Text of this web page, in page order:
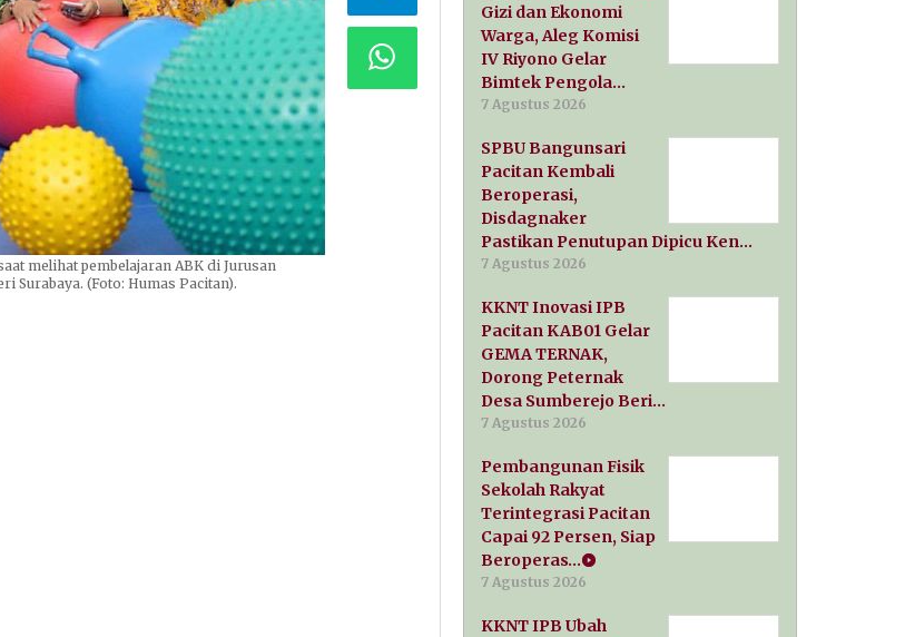
melihat pembelajaran ABK di Jurusan
Surabaya. (Foto: Humas Pacitan).
Gizi dan Ekonomi
Warga, Aleg Komisi
IV Riyono Gelar
Bimtek Pengola…
7 Agustus 2026
SPBU Bangunsari
Pacitan Kembali
Beroperasi,
Disdagnaker
Pastikan Penutupan Dipicu Ken…
7 Agustus 2026
KKNT Inovasi IPB
Pacitan KAB01 Gelar
GEMA TERNAK,
Dorong Peternak
Desa Sumberejo Beri…
7 Agustus 2026
Pembangunan Fisik
Sekolah Rakyat
Terintegrasi Pacitan
Capai 92 Persen, Siap
Beroperas…
7 Agustus 2026
KKNT IPB Ubah